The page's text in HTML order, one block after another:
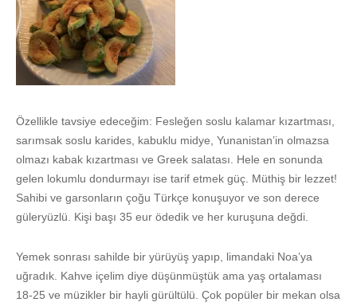
Özellikle tavsiye edeceğim: Fesleğen soslu kalamar kızartması,
sarımsak soslu karides, kabuklu midye, Yunanistan’in olmazsa
olmazı kabak kızartması ve Greek salatası. Hele en sonunda
gelen lokumlu dondurmayı ise tarif etmek güç. Müthiş bir lezzet!
Sahibi ve garsonların çoğu Türkçe konuşuyor ve son derece
güleryüzlü. Kişi başı 35 eur ödedik ve her kuruşuna değdi.
Yemek sonrası sahilde bir yürüyüş yapıp, limandaki Noa’ya
uğradık. Kahve içelim diye düşünmüştük ama yaş ortalaması
18-25 ve müzikler bir hayli gürültülü. Çok popüler bir mekan olsa